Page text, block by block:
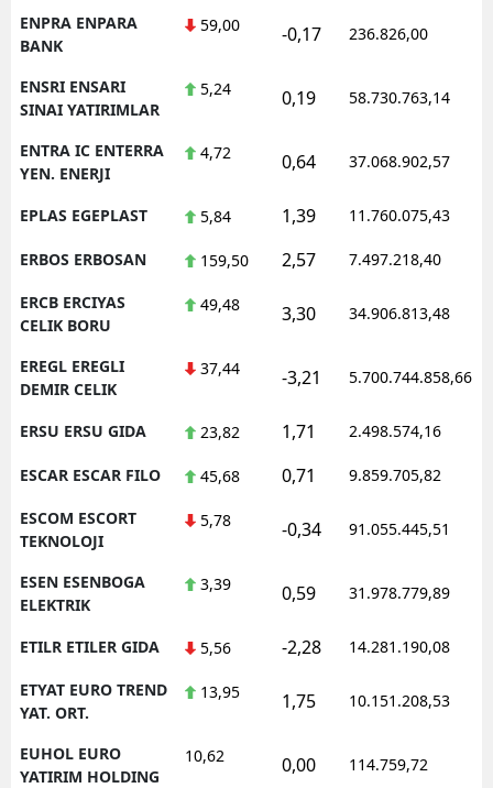
ENPRA ENPARA
BANK
59,00 -0,17 236.826,00
ENSRI ENSARI
SINAI YATIRIMLAR
5,24 0,19 58.730.763,14
ENTRA IC ENTERRA
YEN. ENERJI
4,72 0,64 37.068.902,57
EPLAS EGEPLAST 5,84 1,39 11.760.075,43
ERBOS ERBOSAN 159,50 2,57 7.497.218,40
ERCB ERCIYAS
CELIK BORU
49,48 3,30 34.906.813,48
EREGL EREGLI
DEMIR CELIK
37,44 -3,21 5.700.744.858,66
ERSU ERSU GIDA 23,82 1,71 2.498.574,16
ESCAR ESCAR FILO 45,68 0,71 9.859.705,82
ESCOM ESCORT
TEKNOLOJI
5,78 -0,34 91.055.445,51
ESEN ESENBOGA
ELEKTRIK
3,39 0,59 31.978.779,89
ETILR ETILER GIDA 5,56 -2,28 14.281.190,08
ETYAT EURO TREND
YAT. ORT.
13,95 1,75 10.151.208,53
EUHOL EURO
YATIRIM HOLDING
10,62 0,00 114.759,72